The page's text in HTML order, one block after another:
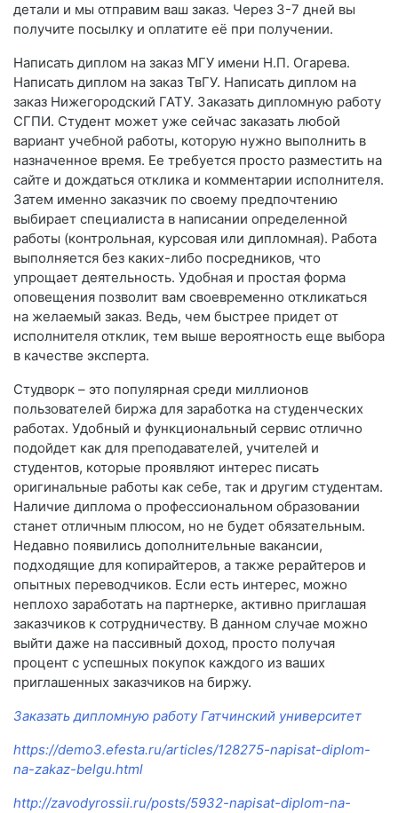
детали и мы отправим ваш заказ. Через 3-7 дней вы
получите посылку и оплатите её при получении.
Написать диплом на заказ МГУ имени Н.П. Огарева.
Написать диплом на заказ ТвГУ. Написать диплом на
заказ Нижегородский ГАТУ. Заказать дипломную работу
СГПИ. Студент может уже сейчас заказать любой
вариант учебной работы, которую нужно выполнить в
назначенное время. Ее требуется просто разместить на
сайте и дождаться отклика и комментарии исполнителя.
Затем именно заказчик по своему предпочтению
выбирает специалиста в написании определенной
работы (контрольная, курсовая или дипломная). Работа
выполняется без каких-либо посредников, что
упрощает деятельность. Удобная и простая форма
оповещения позволит вам своевременно откликаться
на желаемый заказ. Ведь, чем быстрее придет от
исполнителя отклик, тем выше вероятность еще выбора
в качестве эксперта.
Студворк – это популярная среди миллионов
пользователей биржа для заработка на студенческих
работах. Удобный и функциональный сервис отлично
подойдет как для преподавателей, учителей и
студентов, которые проявляют интерес писать
оригинальные работы как себе, так и другим студентам.
Наличие диплома о профессиональном образовании
станет отличным плюсом, но не будет обязательным.
Недавно появились дополнительные вакансии,
подходящие для копирайтеров, а также рерайтеров и
опытных переводчиков. Если есть интерес, можно
неплохо заработать на партнерке, активно приглашая
заказчиков к сотрудничеству. В данном случае можно
выйти даже на пассивный доход, просто получая
процент с успешных покупок каждого из ваших
приглашенных заказчиков на биржу.
Заказать дипломную работу Гатчинский университет
https://demo3.efesta.ru/articles/128275-napisat-diplom-
na-zakaz-belgu.html
http://zavodyrossii.ru/posts/5932-napisat-diplom-na-